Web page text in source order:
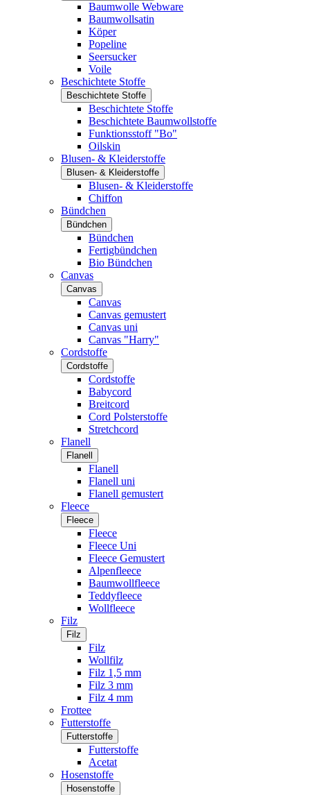
Baumwolle Webware
Baumwollsatin
Köper
Popeline
Seersucker
Voile
Beschichtete Stoffe
Beschichtete Stoffe
Beschichtete Stoffe
Beschichtete Baumwollstoffe
Funktionsstoff "Bo"
Oilskin
Blusen- & Kleiderstoffe
Blusen- & Kleiderstoffe
Blusen- & Kleiderstoffe
Chiffon
Bündchen
Bündchen
Bündchen
Fertigbündchen
Bio Bündchen
Canvas
Canvas
Canvas
Canvas gemustert
Canvas uni
Canvas "Harry"
Cordstoffe
Cordstoffe
Cordstoffe
Babycord
Breitcord
Cord Polsterstoffe
Stretchcord
Flanell
Flanell
Flanell
Flanell uni
Flanell gemustert
Fleece
Fleece
Fleece
Fleece Uni
Fleece Gemustert
Alpenfleece
Baumwollfleece
Teddyfleece
Wollfleece
Filz
Filz
Filz
Wollfilz
Filz 1,5 mm
Filz 3 mm
Filz 4 mm
Frottee
Futterstoffe
Futterstoffe
Futterstoffe
Acetat
Hosenstoffe
Hosenstoffe